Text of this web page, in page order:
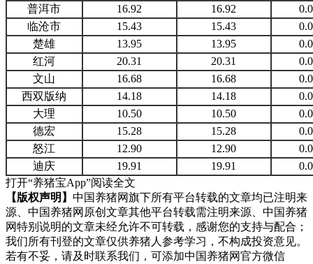
普洱市
16.92 16.92
临沧市
15.43 15.43
楚雄
13.95 13.95
红河
20.31 20.31
文山
16.68 16.68
西双版纳
14.18 14.18
大理
10.50 10.50
德宏
15.28 15.28
怒江
12.90 12.90
迪庆
19.91 19.91
打开“养猪宝App”阅读全文
【版权声明】 中国养猪网旗下所有平台转载的文章均已注明来
源、中国养猪网原创文章其他平台转载需注明来源、中国养猪
网特别说明的文章未经允许不可转载，感谢您的支持与配合；
我们所有刊登的文章仅供养猪人参考学习，不构成投资意见。
若有不妥，请及时联系我们，可添加中国养猪网官方微信